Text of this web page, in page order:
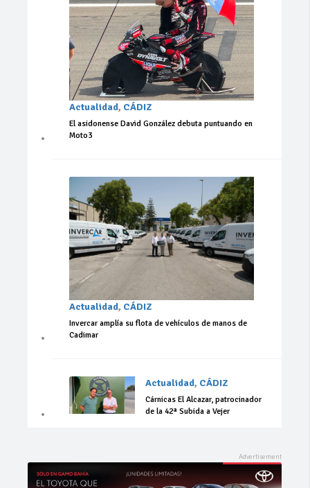
Actualidad, CÁDIZ
El asidonense David González debuta puntuando en
Moto3
Actualidad, CÁDIZ
Invercar amplía su flota de vehículos de manos de
Cadimar
Actualidad, CÁDIZ
Cárnicas El Alcazar, patrocinador
de la 42ª Subida a Vejer